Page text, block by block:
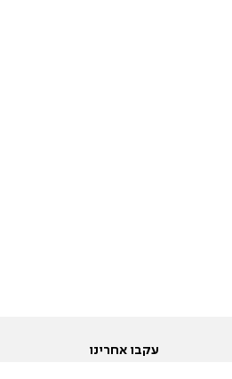
עקבו אחרינו